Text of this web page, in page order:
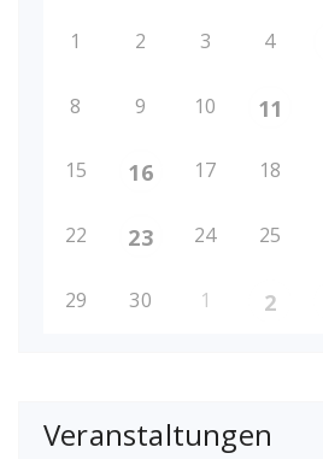
1 2 3 4
8 9 10 11
15 16 17 18
22 23 24 25
29 30 1 2
Veranstaltungen